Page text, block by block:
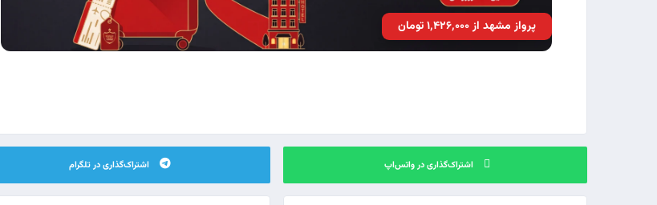
پرواز مشهد از ۱٬۴۲۶٬۰۰۰ تومان
اشتراک‌گذاری در واتس‌اپ اشتراک‌گذاری در تلگرام